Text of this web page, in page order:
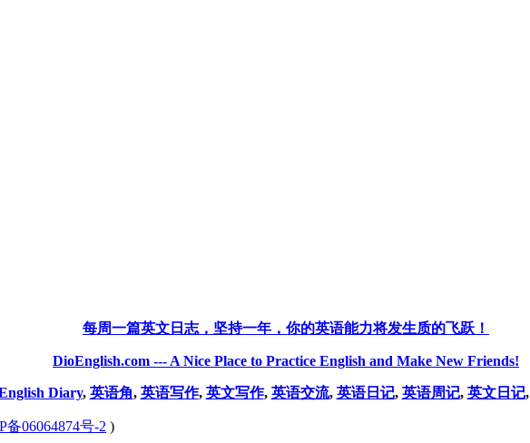
每周一篇英文日志，坚持一年，你的英语能力将发生质的飞跃！
DioEnglish.com --- A Nice Place to Practice English and Make New Friends!
Diary, 英语角, 英语写作, 英文写作, 英语交流, 英语日记, 英语周记, 英文日记,
备06064874号-2 )